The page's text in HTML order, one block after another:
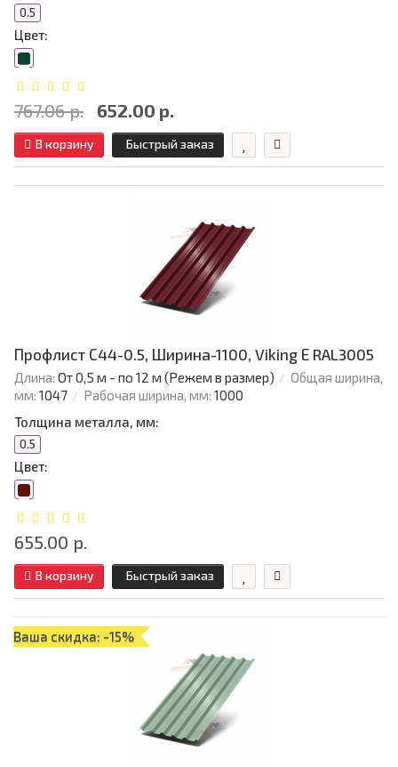
0.5
Цвет:
767.06 р. 652.00 р.
В корзину Быстрый заказ
Профлист С44-0.5, Ширина-1100, Viking Е RAL3005
Длина: От 0,5 м - по 12 м (Режем в размер)
Общая ширина,
мм: 1047 Рабочая ширина, мм: 1000
Толщина металла, мм:
0.5
Цвет:
655.00 р.
В корзину Быстрый заказ
Ваша скидка: -15%